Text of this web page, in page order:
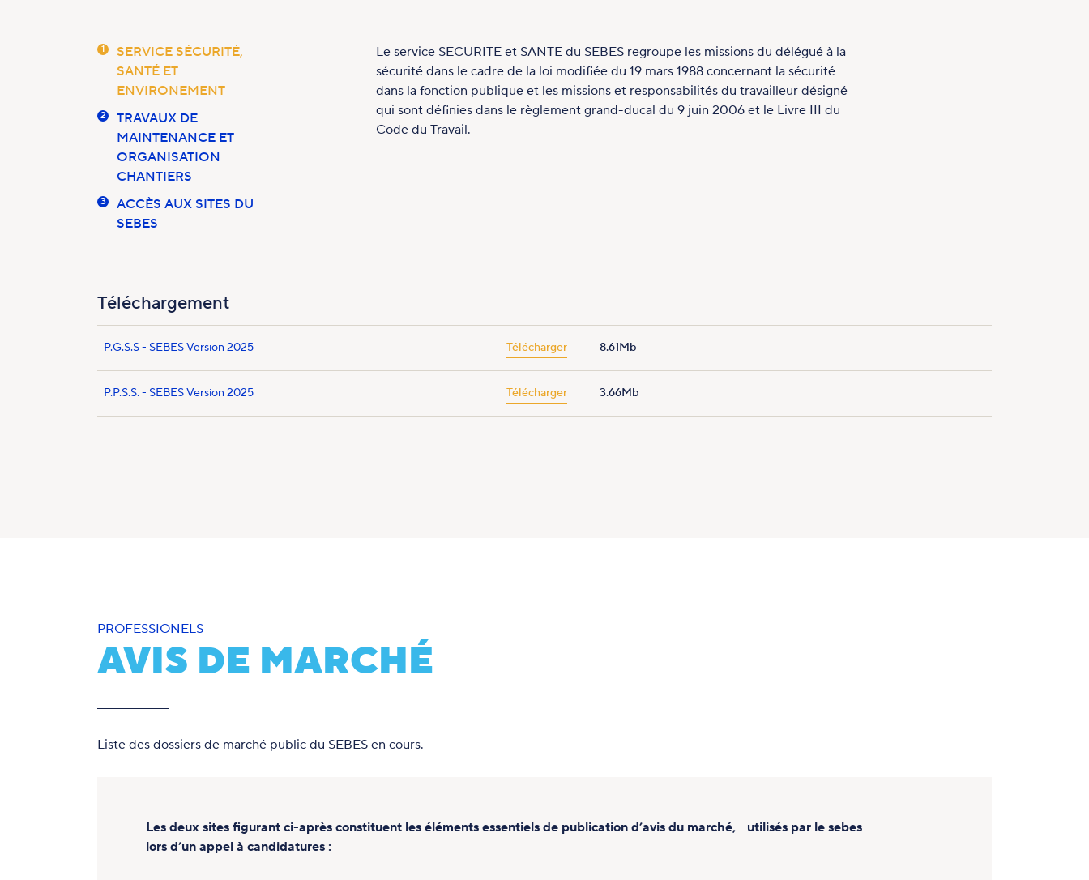
1
SERVICE SÉCURITÉ,
SANTÉ ET
ENVIRONEMENT
2
TRAVAUX DE
MAINTENANCE ET
ORGANISATION
CHANTIERS
3
ACCÈS AUX SITES DU
SEBES
Le service SECURITE et SANTE du SEBES regroupe les missions du délégué à la
sécurité dans le cadre de la loi modifiée du 19 mars 1988 concernant la sécurité
dans la fonction publique et les missions et responsabilités du travailleur désigné
qui sont définies dans le règlement grand-ducal du 9 juin 2006 et le Livre III du
Code du Travail.
Téléchargement
P.G.S.S - SEBES Version 2025 Télécharger 8.61Mb
P.P.S.S. - SEBES Version 2025 Télécharger 3.66Mb
PROFESSIONELS
AVIS DE MARCHÉ
Liste des dossiers de marché public du SEBES en cours.
Les deux sites figurant ci-après constituent les éléments essentiels de publication d’avis du marché, utilisés par le sebes
lors d’un appel à candidatures :